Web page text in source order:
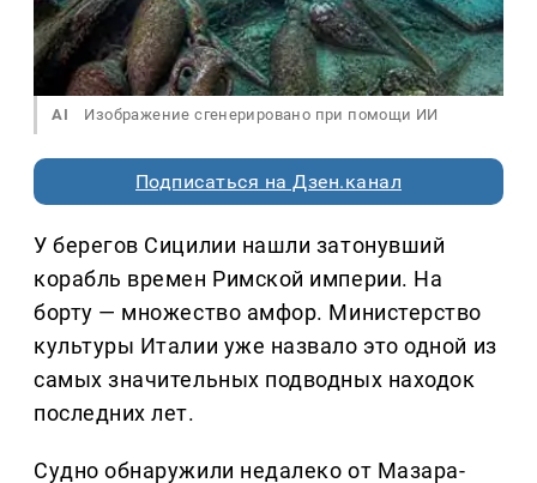
AI Изображение сгенерировано при помощи ИИ
Подписаться на Дзен.канал
У берегов Сицилии нашли затонувший
корабль времен Римской империи. На
борту — множество амфор. Министерство
культуры Италии уже назвало это одной из
самых значительных подводных находок
последних лет.
Судно обнаружили недалеко от Мазара-